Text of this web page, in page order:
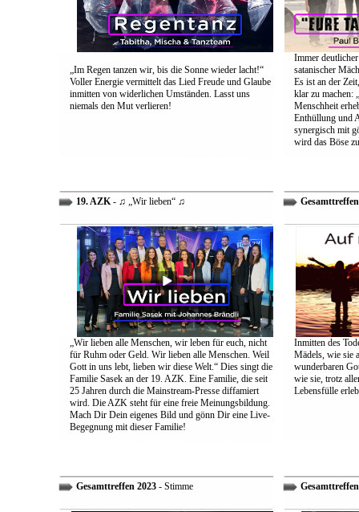
„Im Regen tanzen wir, bis die Sonne wieder lacht!“
Voller Energie vermittelt das Lied Freude und Glaube
inmitten von widerlichen Umständen. Lasst uns
niemals den Mut verlieren!
Immer
satanischer
Es ist an der
klar zu machen:
Menschheit
Enthüllung und
synergisch mit
wird das Böse
19. AZK- ♫ „Wir lieben“ ♫
„Wir lieben alle Menschen, wir leben für euch, nicht
für Ruhm oder Geld. Wir lieben alle Menschen. Weil
Gott in uns lebt, lieben wir diese Welt.“ Dies singt die
Familie Sasek an der 19. AZK. Eine Familie, die seit
25 Jahren durch die Mainstream-Presse diffamiert
wird. Die AZK steht für eine freie Meinungsbildung.
Mach Dir Dein eigenes Bild und gönn Dir eine Live-
Begegnung mit dieser Familie!
Inmitten des
Mädels, wie sie
wunderbaren
wie sie, trotz
Lebensfülle
Gesamttreffen 2023- Stimme